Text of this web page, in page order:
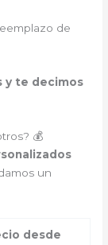
de
y te decimos
💰
un
desde